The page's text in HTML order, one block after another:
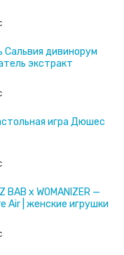
Сальвия дивинорум
экстракт
игра Дюшес
BAB x WOMANIZER —
Air | женские игрушки